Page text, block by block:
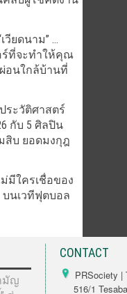
วียดนาม” …
ที่จะทำให้คุณ
อนใกล้บ้านที่
ระวัติศาสตร์
กับ 5 ศิลปิน
สิบ ยอดมงกุฎ
มีใครเชื่อของ
บนเวทีฟุตบอล
มัญ
CONTACT
PRSociety |
516/1